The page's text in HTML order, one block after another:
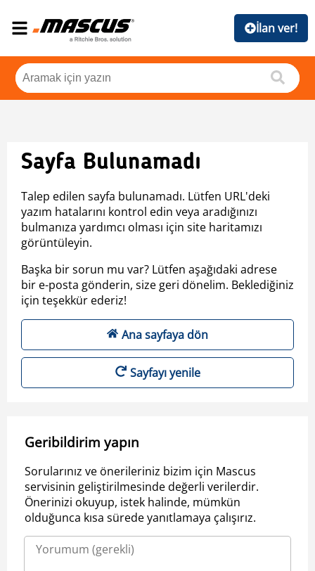
İlan ver!
Sayfa Bulunamadı
Talep edilen sayfa bulunamadı. Lütfen URL'deki
yazım hatalarını kontrol edin veya aradığınızı
bulmanıza yardımcı olması için site haritamızı
görüntüleyin.
Başka bir sorun mu var? Lütfen aşağıdaki adrese
bir e-posta gönderin, size geri dönelim. Beklediğiniz
için teşekkür ederiz!
Ana sayfaya dön
Sayfayı yenile
Geribildirim yapın
Sorularınız ve önerileriniz bizim için Mascus
servisinin geliştirilmesinde değerli verilerdir.
Önerinizi okuyup, istek halinde, mümkün
olduğunca kısa sürede yanıtlamaya çalışırız.